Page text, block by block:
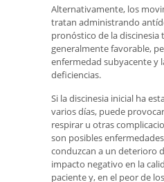
Alternativamente, los
tratan administrando
pronóstico de la discinesia
generalmente favorable,
enfermedad subyacente y
deficiencias.
Si la discinesia inicial ha
varios días, puede
respirar u otras
son posibles
conduzcan a un deterioro
impacto negativo en la
paciente y, en el peor de